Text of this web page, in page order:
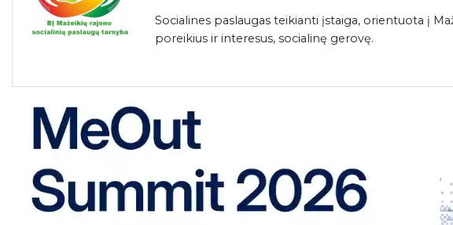
Socialines paslaugas teikianti įstaiga, orientuota į
poreikius ir interesus, socialinę gerovę.